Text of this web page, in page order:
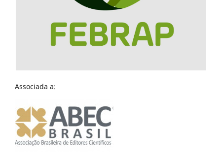
Associada a: